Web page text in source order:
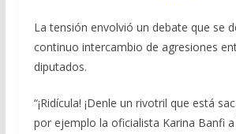
La tensión envolvió un debate que se
continuo intercambio de agresiones
diputados.
“¡Ridícula! ¡Denle un rivotril que está
por ejemplo la oficialista Karina Banfi